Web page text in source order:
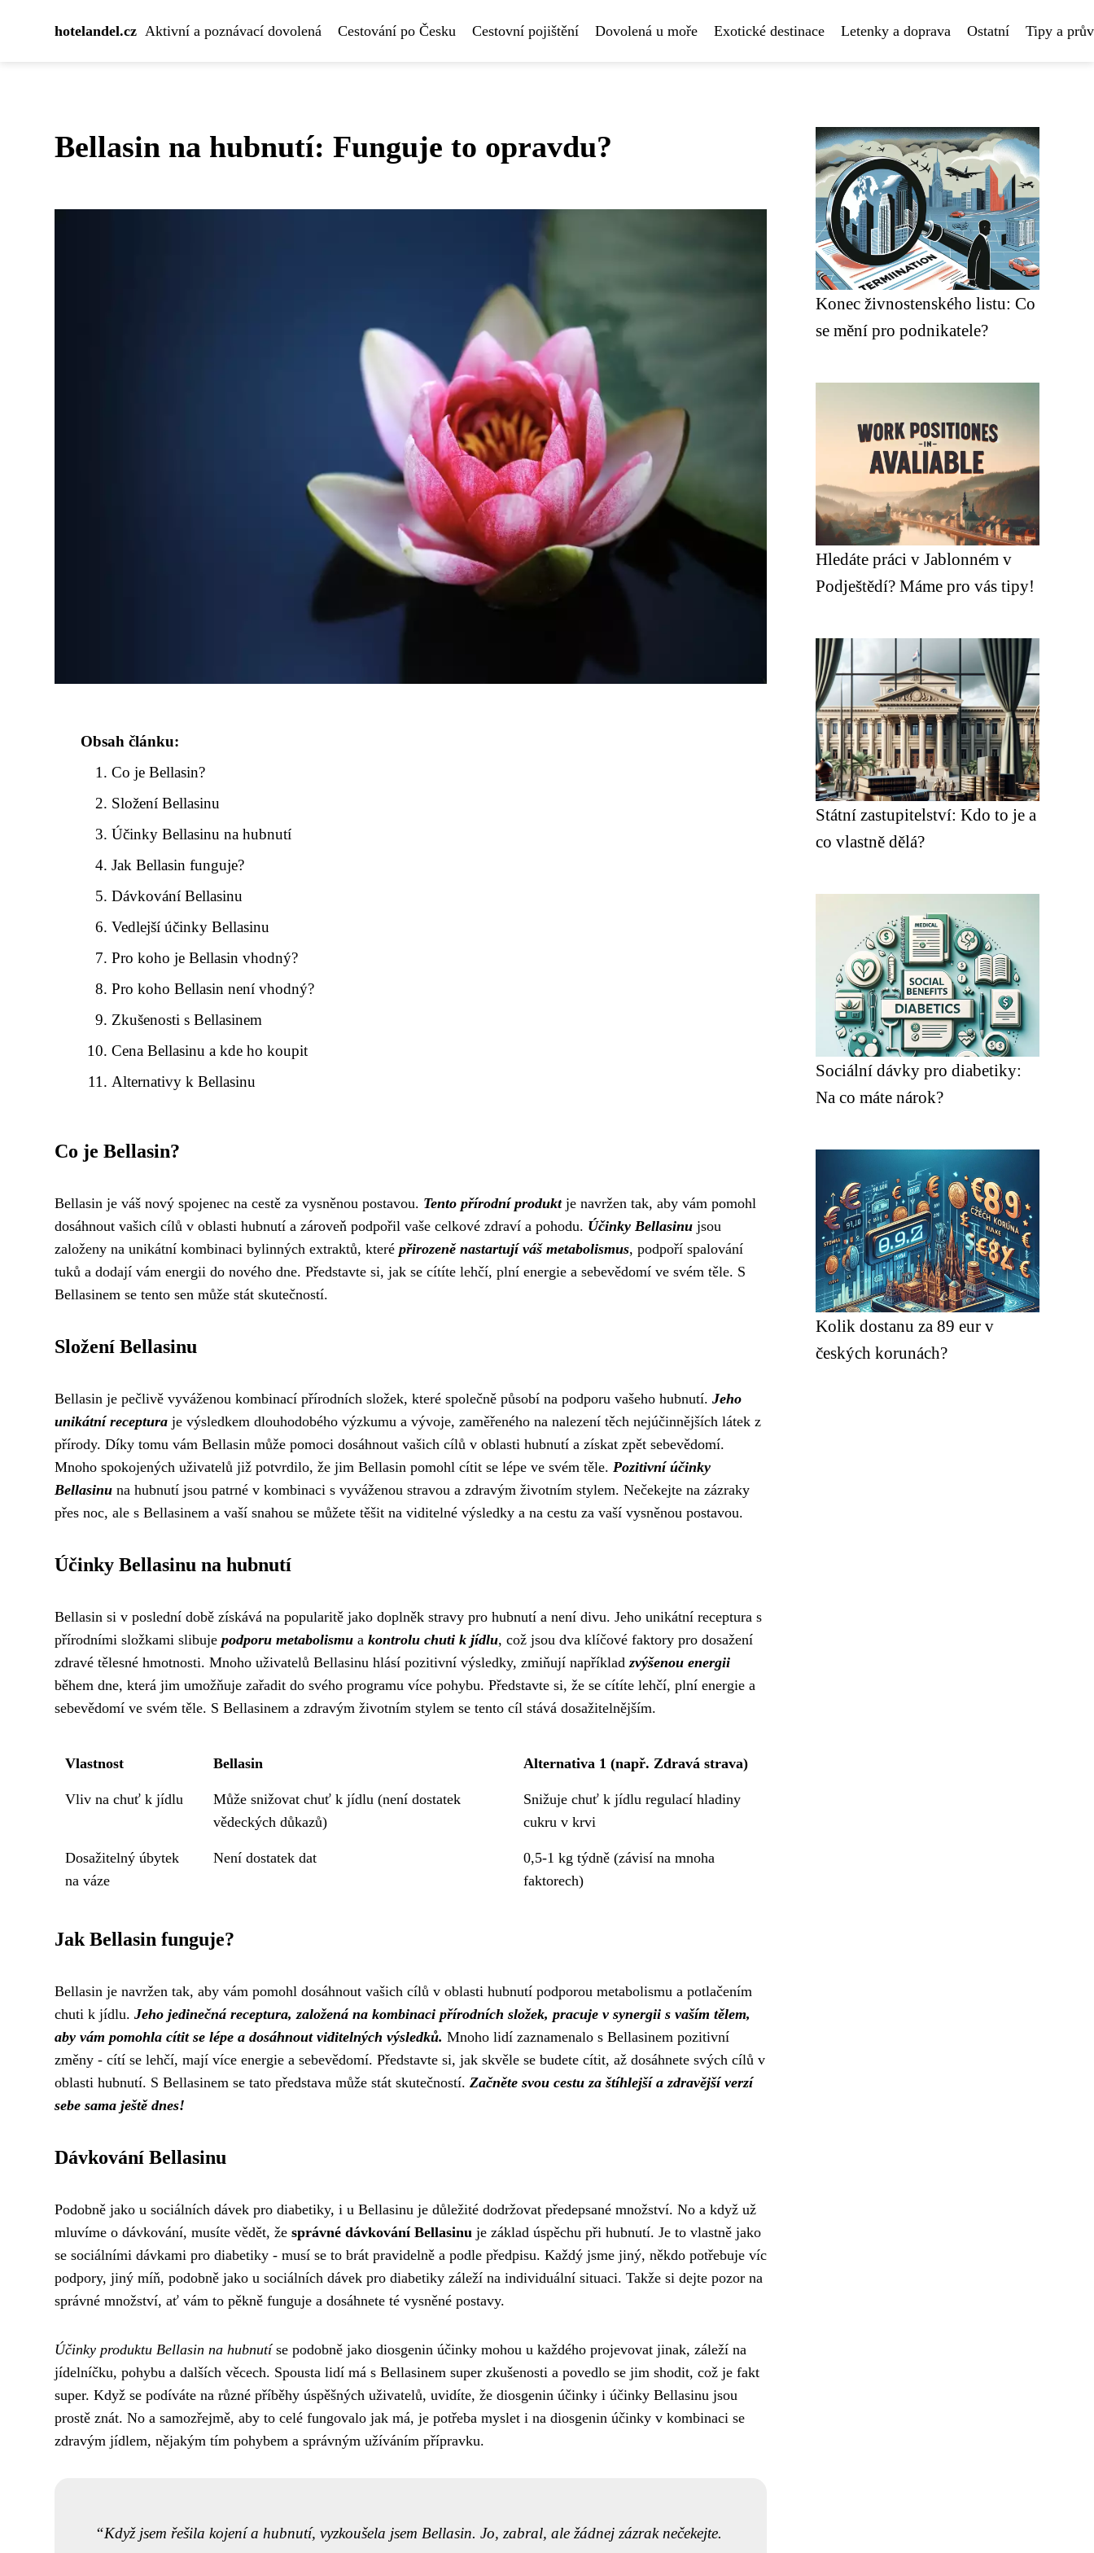
hotelandel.cz Aktivní a poznávací dovolená Cestování po Česku Cestovní pojištění Dovolená u moře Exotické destinace Letenky a doprava Ostatní Tipy a
Bellasin na hubnutí: Funguje to opravdu?
Obsah článku:
Co je Bellasin?
Složení Bellasinu
Účinky Bellasinu na hubnutí
Jak Bellasin funguje?
Dávkování Bellasinu
Vedlejší účinky Bellasinu
Pro koho je Bellasin vhodný?
Pro koho Bellasin není vhodný?
Zkušenosti s Bellasinem
Cena Bellasinu a kde ho koupit
Alternativy k Bellasinu
Co je Bellasin?
Bellasin je váš nový spojenec na cestě za vysněnou postavou. Tento přírodní produktje navržen tak, aby vám pomohl
dosáhnout vašich cílů v oblasti hubnutí a zároveň podpořil vaše celkové zdraví a pohodu. Účinky Bellasinu jsou
založeny na unikátní kombinaci bylinných extraktů, které přirozeně nastartují váš metabolismus, podpoří spalování
tuků a dodají vám energii do nového dne. Představte si, jak se cítíte lehčí, plní energie a sebevědomí ve svém těle. S
Bellasinem se tento sen může stát skutečností.
Složení Bellasinu
Bellasin je pečlivě vyváženou kombinací přírodních složek, které společně působí na podporu vašeho hubnutí. Jeho
unikátní receptura je výsledkem dlouhodobého výzkumu a vývoje, zaměřeného na nalezení těch nejúčinnějších látek z
přírody. Díky tomu vám Bellasin může pomoci dosáhnout vašich cílů v oblasti hubnutí a získat zpět sebevědomí.
Mnoho spokojených uživatelů již potvrdilo, že jim Bellasin pomohl cítit se lépe ve svém těle. Pozitivní účinky
Bellasinu na hubnutí jsou patrné v kombinaci s vyváženou stravou a zdravým životním stylem. Nečekejte na zázraky
přes noc, ale s Bellasinem a vaší snahou se můžete těšit na viditelné výsledky a na cestu za vaší vysněnou postavou.
Účinky Bellasinu na hubnutí
Bellasin si v poslední době získává na popularitě jako doplněk stravy pro hubnutí a není divu. Jeho unikátní receptura s
přírodními složkami slibuje podporu metabolismu a kontrolu chuti k jídlu, což jsou dva klíčové faktory pro dosažení
zdravé tělesné hmotnosti. Mnoho uživatelů Bellasinu hlásí pozitivní výsledky, zmiňují například zvýšenou energii
během dne, která jim umožňuje zařadit do svého programu více pohybu. Představte si, že se cítíte lehčí, plní energie a
sebevědomí ve svém těle. S Bellasinem a zdravým životním stylem se tento cíl stává dosažitelnějším.
Vlastnost Bellasin Alternativa 1 (např. Zdravá strava)
Vliv na chuť k jídlu
Může snižovat chuť k jídlu (není dostatek
vědeckých důkazů)
Snižuje chuť k jídlu regulací hladiny
cukru v krvi
Dosažitelný úbytek
na váze
Není dostatek dat
0,5-1 kg týdně (závisí na mnoha
faktorech)
Jak Bellasin funguje?
Bellasin je navržen tak, aby vám pomohl dosáhnout vašich cílů v oblasti hubnutí podporou metabolismu a potlačením
chuti k jídlu. Jeho jedinečná receptura, založená na kombinaci přírodních složek, pracuje v synergii s vaším tělem,
aby vám pomohla cítit se lépe a dosáhnout viditelných výsledků. Mnoho lidí zaznamenalo s Bellasinem pozitivní
změny - cítí se lehčí, mají více energie a sebevědomí. Představte si, jak skvěle se budete cítit, až dosáhnete svých cílů v
oblasti hubnutí. S Bellasinem se tato představa může stát skutečností. Začněte svou cestu za štíhlejší a zdravější verzí
sebe sama ještě dnes!
Dávkování Bellasinu
Podobně jako u sociálních dávek pro diabetiky, i u Bellasinu je důležité dodržovat předepsané množství. No a když už
mluvíme o dávkování, musíte vědět, že správné dávkování Bellasinu je základ úspěchu při hubnutí. Je to vlastně jako
se sociálními dávkami pro diabetiky - musí se to brát pravidelně a podle předpisu. Každý jsme jiný, někdo potřebuje víc
podpory, jiný míň, podobně jako u sociálních dávek pro diabetiky záleží na individuální situaci. Takže si dejte pozor na
správné množství, ať vám to pěkně funguje a dosáhnete té vysněné postavy.
Účinky produktu Bellasin na hubnutíse podobně jako diosgenin účinky mohou u každého projevovat jinak, záleží na
jídelníčku, pohybu a dalších věcech. Spousta lidí má s Bellasinem super zkušenosti a povedlo se jim shodit, což je fakt
super. Když se podíváte na různé příběhy úspěšných uživatelů, uvidíte, že diosgenin účinky i účinky Bellasinu jsou
prostě znát. No a samozřejmě, aby to celé fungovalo jak má, je potřeba myslet i na diosgenin účinky v kombinaci se
zdravým jídlem, nějakým tím pohybem a správným užíváním přípravku.
Když jsem řešila kojení a hubnutí, vyzkoušela jsem Bellasin. Jo, zabral, ale žádnej zázrak nečekejte.
Konec živnostenského listu: Co
se mění pro podnikatele?
Hledáte práci v Jablonném v
Podještědí? Máme pro vás tipy!
Státní zastupitelství: Kdo to je a
co vlastně dělá?
Sociální dávky pro diabetiky:
Na co máte nárok?
Kolik dostanu za 89 eur v
českých korunách?